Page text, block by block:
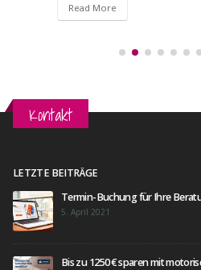
Read More
Kontakt
LETZTE BEITRÄGE
Termin-Buchung für Ihre
5. April 2021
Bis zu 1250 € sparen mit